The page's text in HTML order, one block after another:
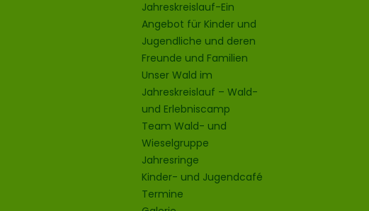
Jahreskreislauf-Ein
Angebot für Kinder und
Jugendliche und deren
Freunde und Familien
Unser Wald im
Jahreskreislauf – Wald-
und Erlebniscamp
Team Wald- und
Wieselgruppe
Jahresringe
Kinder- und Jugendcafé
Termine